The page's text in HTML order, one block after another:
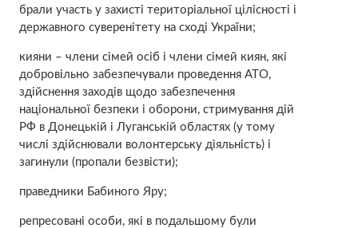
брали участь у захисті територіальної цілісності і
державного суверенітету на сході України;
кияни – члени сімей осіб і члени сімей киян, які
добровільно забезпечували проведення АТО,
здійснення заходів щодо забезпечення
національної безпеки і оборони, стримування дій
РФ в Донецькій і Луганській областях (у тому
числі здійснювали волонтерську діяльність) і
загинули (пропали безвісти);
праведники Бабиного Яру;
репресовані особи, які в подальшому були